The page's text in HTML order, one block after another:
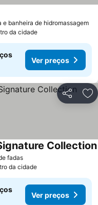
banheira de hidromassagem
da cidade
Ver preços
Partilhar
fadasVer preços
Collection
da cidade
Ver preços